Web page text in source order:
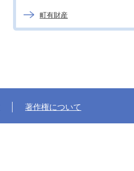
町有財産
著作権について